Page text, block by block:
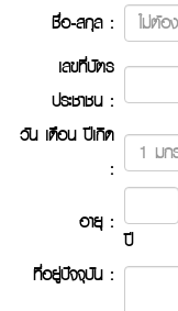
ชื่อ-สกุล :
เลขที่บัตร
ประชาชน :
วัน เดือน ปีเกิด
:
อายุ :
ปี
ที่อยู่ปัจจุบัน :